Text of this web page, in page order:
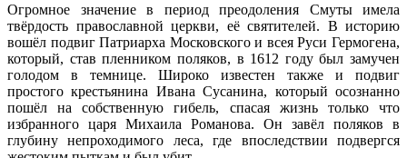
Огромное значение в период преодоления Смуты имела
твёрдость православной церкви, её святителей. В историю
вошёл подвиг Патриарха Московского и всея Руси Гермогена,
который, став пленником поляков, в 1612 году был замучен
голодом в темнице. Широко известен также и подвиг
простого крестьянина Ивана Сусанина, который осознанно
пошёл на собственную гибель, спасая жизнь только что
избранного царя Михаила Романова. Он завёл поляков в
глубину непроходимого леса, где впоследствии подвергся